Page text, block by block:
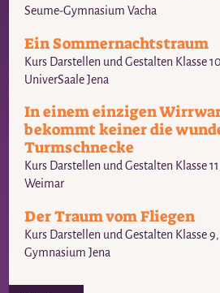
Seume-Gymnasium Vacha
Ein Sommernachtstraum
Kurs Darstellen und Gestalten Klasse
UniverSaale Jena
In einem einzigen
bekommt keiner die
Turmschnecke
Kurs Darstellen und Gestalten Klasse
Weimar
Der Traum vom Fliegen
Kurs Darstellen und Gestalten Klasse
Gymnasium Jena